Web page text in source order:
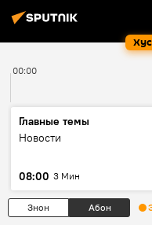
00:00
Главные темы
Новости
08:00 3 Мин
Знон Абон